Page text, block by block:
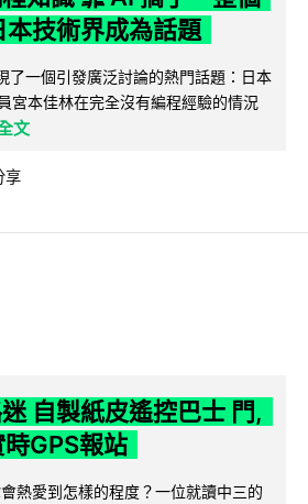
本技術界成為話題
了一個引發廣泛討論的熱門話題：日本
宮本佳林在完全沒有編程經驗的情況
文
享
自製紙皮遙控巴士 門,
GPS報站
熱愛到怎樣的程度？一位就讀中三的